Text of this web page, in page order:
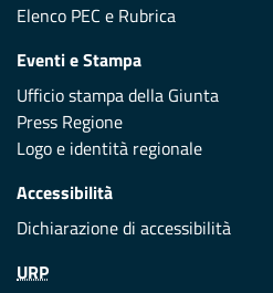
Elenco PEC e Rubrica
Eventi e Stampa
Ufficio stampa della Giunta
Press Regione
Logo e identità regionale
Accessibilità
Dichiarazione di accessibilità
URP